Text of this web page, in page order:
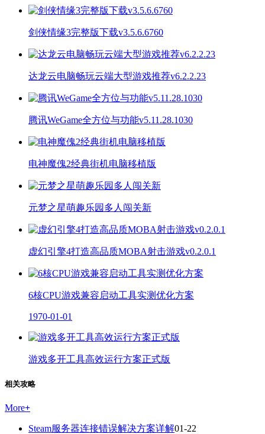
剑侠情缘3完整版下载v3.5.6.6760
达龙云电脑畅玩云端大型游戏推荐v6.2.2.23
腾讯WeGame全方位与功能v5.11.28.1030
电神魔傀2经典街机电脑移植版
元梦之星萌趣乐园多人闯关新
虚幻引擎4打造高品质MOBA射击游戏v0.2.0.1
6核CPU游戏兼容启动工具实测优化方案
1970-01-01
游戏多开工具高效运行方案正式版
相关攻略
More+
Steam服务器连接错误解决方案详解01-22